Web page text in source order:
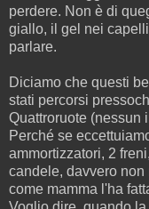
perdere. Non è di
giallo, il gel nei
parlare.
Diciamo che questi
stati percorsi
Quattroruote (nessun
Perché se
ammortizzatori, 2
candele, davvero non
come mamma l'ha